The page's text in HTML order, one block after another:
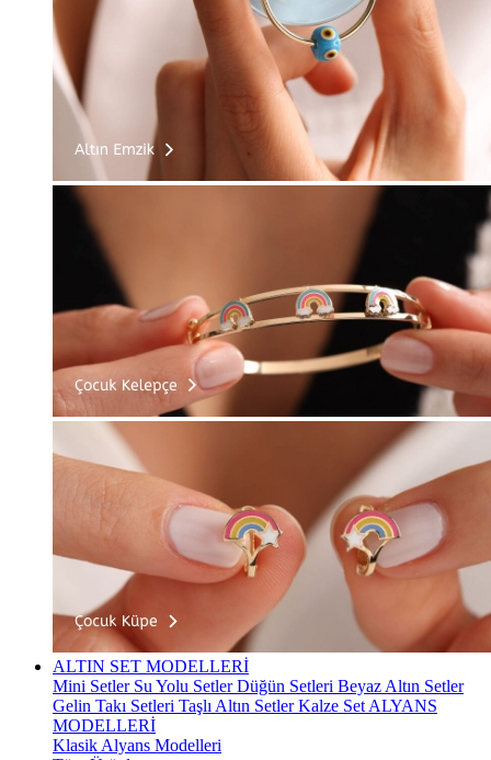
ALTIN SET MODELLERİ
Mini Setler Su Yolu SetlerDüğün Setleri Beyaz Altın Setler
Gelin Takı Setleri Taşlı Altın SetlerKalze Set ALYANS
MODELLERİ
Klasik Alyans Modelleri